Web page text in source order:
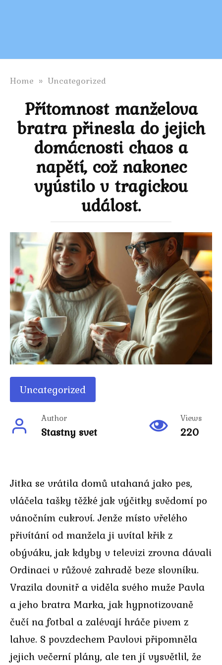
Home » Uncategorized
Přítomnost manželova
bratra přinesla do jejich
domácnosti chaos a
napětí, což nakonec
vyústilo v tragickou
událost.
Uncategorized
Author
Stastny svet
Views
220
Jitka se vrátila domů utahaná jako pes,
vláčela tašky těžké jak výčitky svědomí po
vánočním cukroví. Jenže místo vřelého
přivítání od manžela ji uvítal křik z
obýváku, jak kdyby v televizi zrovna dávali
Ordinaci v růžové zahradě beze slovníku.
Vrazila dovnitř a viděla svého muže Pavla
a jeho bratra Marka, jak hypnotizovaně
čučí na fotbal a zalévají hráče pivem z
lahve. S povzdechem Pavlovi připomněla
jejich večerní plány, ale ten jí vysvětlil, že